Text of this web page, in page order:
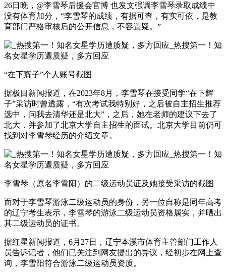
26日晚，@李雪琴后援会官博 也发文强调李雪琴录取成绩中
没有体育加分，“李雪琴的成绩，有据可查，有实可依，是教
育部门严格审核后的公开信息，不容置疑。”
“在下辉子”个人账号截图
据极目新闻报道，在2023年8月，李雪琴在接受同学“在下辉
子”采访时曾透露，“有次考试我特别好，之后被自主招生推荐
选中，问我去清华还是北大”，之后，她在老师的建议下去了
北大，并参加了北京大学自主招生的面试。北京大学目前仍可
找到对李雪琴经历的介绍文章。
李雪琴（原名李雪阳）的二级运动员证及她接受采访的截图
而对于李雪琴游泳二级运动员的身份，另一位自称是同年高考
的辽宁考生表示，李雪琴的游泳二级运动员资格属实，并晒出
其二级运动员的证书。
据红星新闻报道，6月27日，辽宁本溪市体育主管部门工作人
员告诉记者，他们已关注到网友提出的异议，经初步在网上查
询，李雪阳符合游泳二级运动员资质。